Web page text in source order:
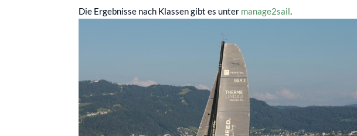
Die Ergebnisse nach Klassen gibt es unter manage2sail.